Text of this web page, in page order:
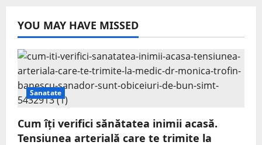
YOU MAY HAVE MISSED
Sanatate
Cum îți verifici sănătatea inimii acasă.
Tensiunea arterială care te trimite la